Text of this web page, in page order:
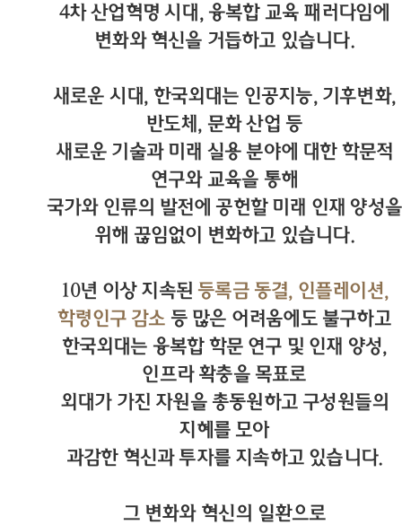
4차 산업혁명 시대, 융복합 교육 패러다임에
변화와 혁신을 거듭하고 있습니다.
새로운 시대, 한국외대는 인공지능, 기후변화,
반도체, 문화 산업 등
새로운 기술과 미래 실용 분야에 대한 학문적
연구와 교육을 통해
국가와 인류의 발전에 공헌할 미래 인재 양성을
위해 끊임없이 변화하고 있습니다.
10년 이상 지속된 등록금 동결, 인플레이션,
학령인구 감소 등 많은 어려움에도 불구하고
한국외대는 융복합 학문 연구 및 인재 양성,
인프라 확충을 목표로
외대가 가진 자원을 총동원하고 구성원들의
지혜를 모아
과감한 혁신과 투자를 지속하고 있습니다.
그 변화와 혁신의 일환으로